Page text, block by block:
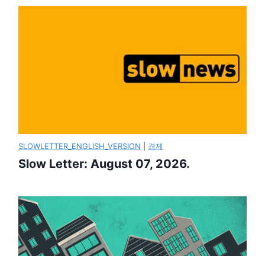
SLOWLETTER_ENGLISH_VERSION 경제
Slow Letter: August 07, 2026.